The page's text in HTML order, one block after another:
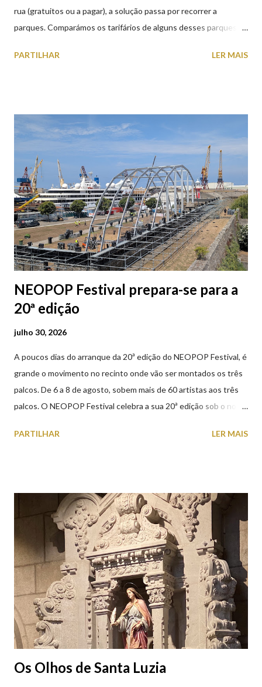
rua (gratuitos ou a pagar), a solução passa por recorrer a
parques. Comparámos os tarifários de alguns desses parques de
subterrâneos) perto do centro da cidade (entenda-se por
subterrâneos. O Parque da Estação Viana Shopping é grátis de
2ª a 5ª feira a partir das 20:00 (DIAS ÚTEIS)
PARTILHAR LER MAIS
NEOPOP Festival prepara-se para a
20ª edição
julho 30, 2026
A poucos dias do arranque da 20ª edição do NEOPOP Festival, é
grande o movimento no recinto onde vão ser montados os três
palcos. De 6 a 8 de agosto, sobem mais de 60 artistas aos três
palcos. O NEOPOP Festival celebra a sua 20ª edição sob o nome
Portugal e um dos mais prestigiados da Europa, atrai milhares de
PARTILHAR LER MAIS
Os Olhos de Santa Luzia